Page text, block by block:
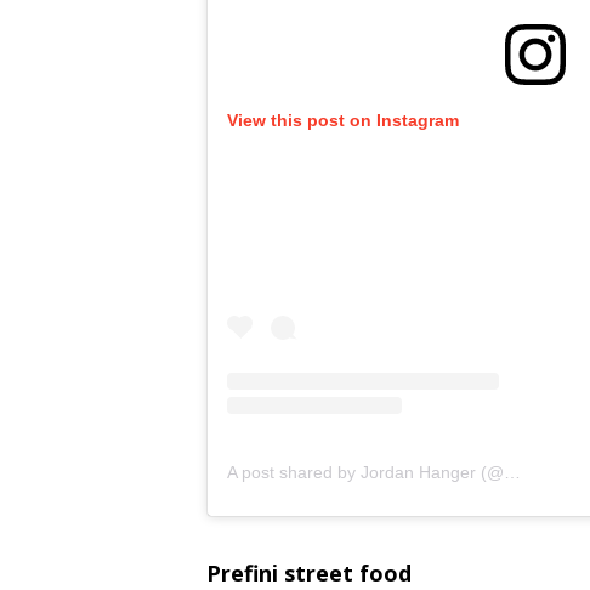
View this post on Instagram
Prefini street food